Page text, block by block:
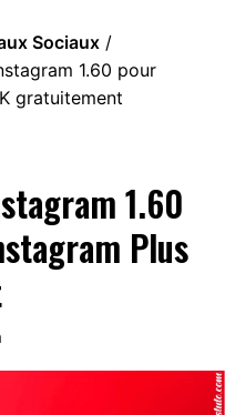
Sociaux /
1.60 pour
gratuitement
1.60
Plus